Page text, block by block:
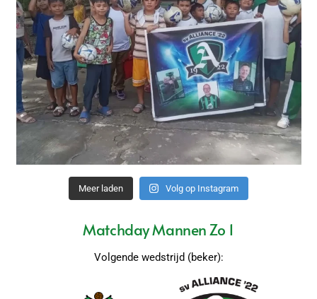
Meer laden Volg op Instagram
Matchday Mannen Zo 1
Volgende wedstrijd (beker):